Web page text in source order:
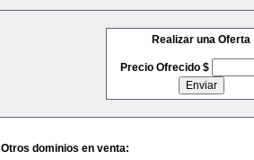
Realizar una Oferta
Precio Ofrecido $
Otros dominios en venta: